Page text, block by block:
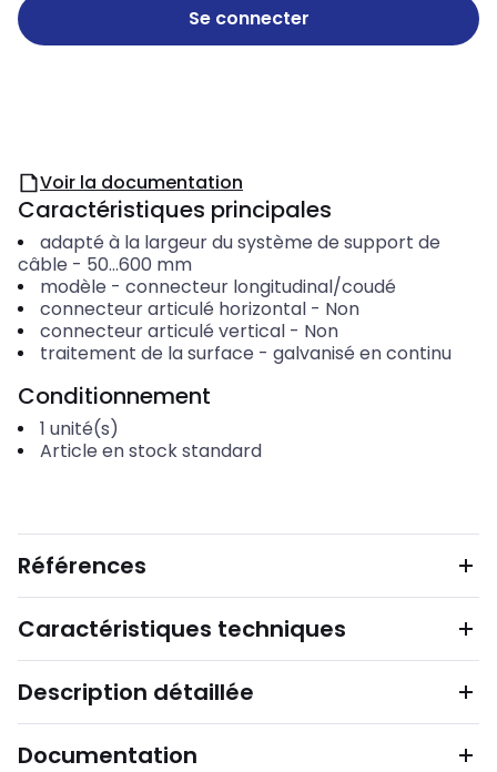
Se connecter
Voir la documentation
Caractéristiques principales
adapté à la largeur du système de support de
câble - 50...600 mm
modèle - connecteur longitudinal/coudé
connecteur articulé horizontal- Non
connecteur articulé vertical- Non
traitement de la surface - galvanisé en continu
Conditionnement
1 unité(s)
Article en stock standard
Références
Caractéristiques techniques
Description détaillée
Documentation